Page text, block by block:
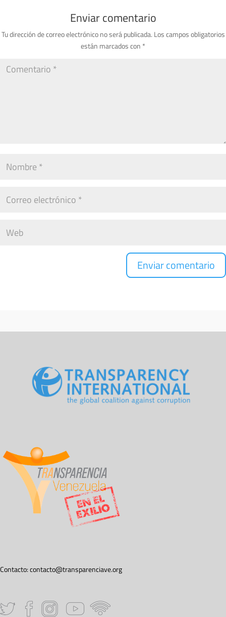
Enviar comentario
Tu dirección de correo electrónico no será publicada. Los campos obligatorios
están marcados con *
Contacto:contacto@transparenciave.org